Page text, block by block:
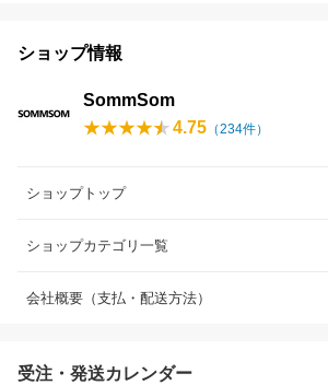
ショップ情報
SommSom
4.75 （234件）
ショップトップ
ショップカテゴリ一覧
会社概要（支払・配送方法）
受注・発送カレンダー